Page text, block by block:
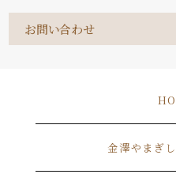
お問い合わせ
金澤やまぎ